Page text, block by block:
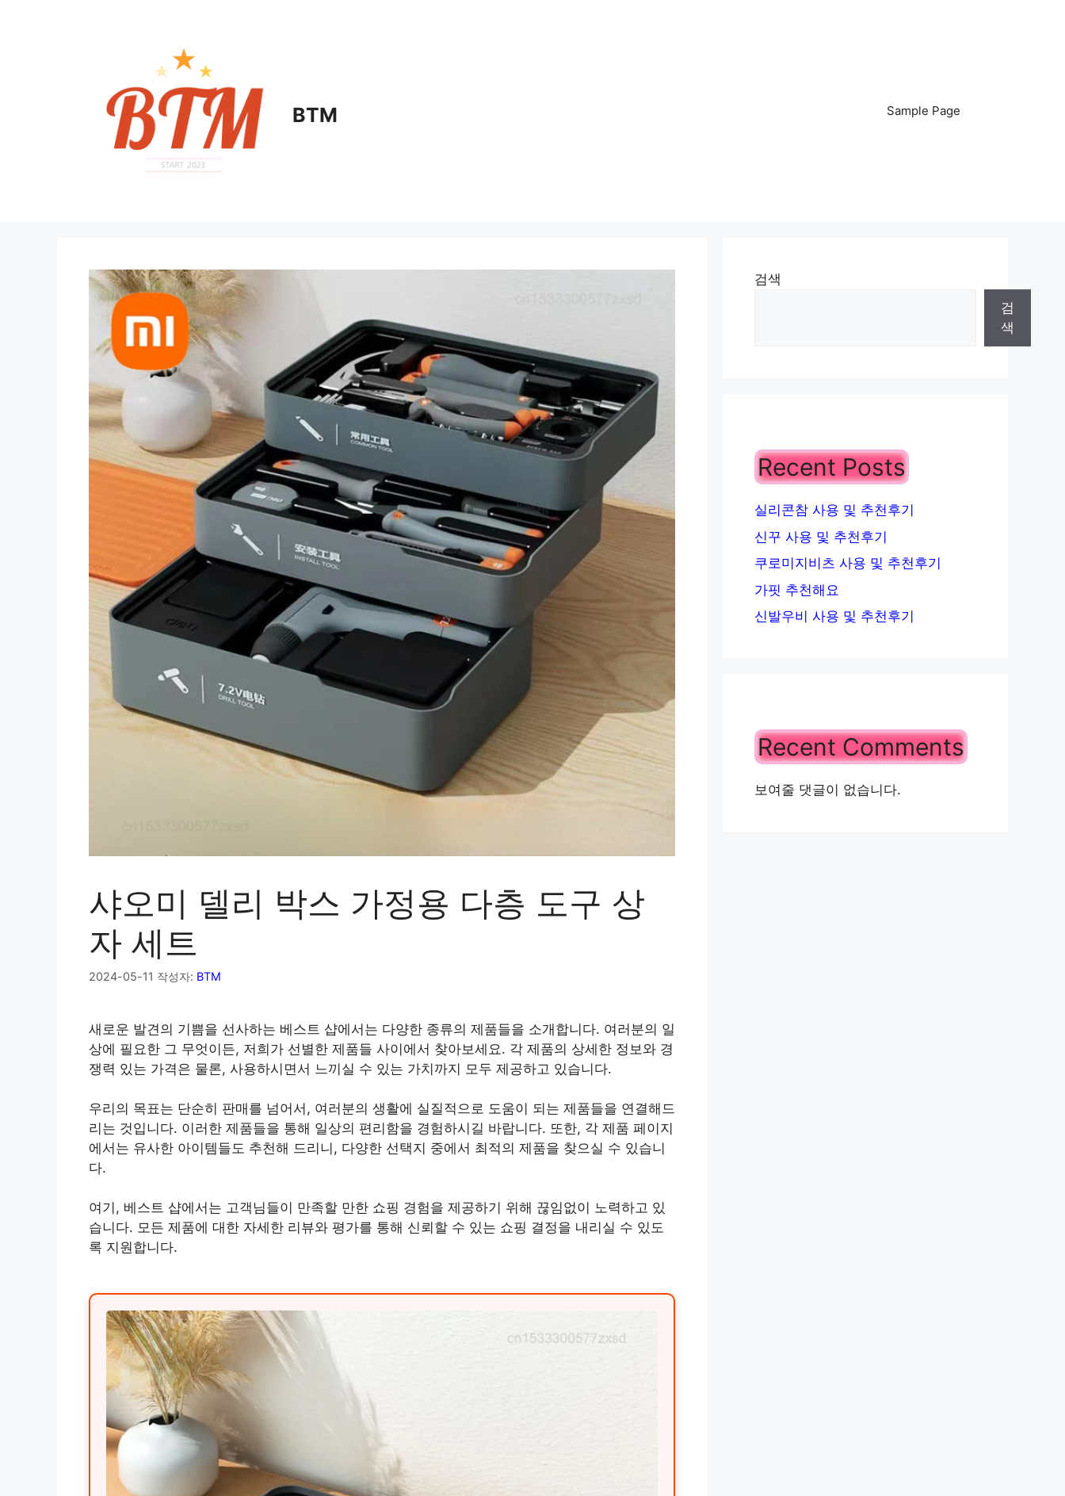
BTM Sample Page
샤오미 델리 박스 가정용 다층 도구 상
자 세트
2024-05-11 작성자: BTM
새로운 발견의 기쁨을 선사하는 베스트 샵에서는 다양한 종류의 제품들을 소개합니다. 여러분의 일
상에 필요한 그 무엇이든, 저희가 선별한 제품들 사이에서 찾아보세요. 각 제품의 상세한 정보와 경
쟁력 있는 가격은 물론, 사용하시면서 느끼실 수 있는 가치까지 모두 제공하고 있습니다.
우리의 목표는 단순히 판매를 넘어서, 여러분의 생활에 실질적으로 도움이 되는 제품들을 연결해드
리는 것입니다. 이러한 제품들을 통해 일상의 편리함을 경험하시길 바랍니다. 또한, 각 제품 페이지
에서는 유사한 아이템들도 추천해 드리니, 다양한 선택지 중에서 최적의 제품을 찾으실 수 있습니
다.
여기, 베스트 샵에서는 고객님들이 만족할 만한 쇼핑 경험을 제공하기 위해 끊임없이 노력하고 있
습니다. 모든 제품에 대한 자세한 리뷰와 평가를 통해 신뢰할 수 있는 쇼핑 결정을 내리실 수 있도
록 지원합니다.
검색
검
색
Recent Posts
실리콘참 사용 및 추천후기
신꾸 사용 및 추천후기
쿠로미지비츠 사용 및 추천후기
가핏 추천해요
신발우비 사용 및 추천후기
Recent Comments
보여줄 댓글이 없습니다.